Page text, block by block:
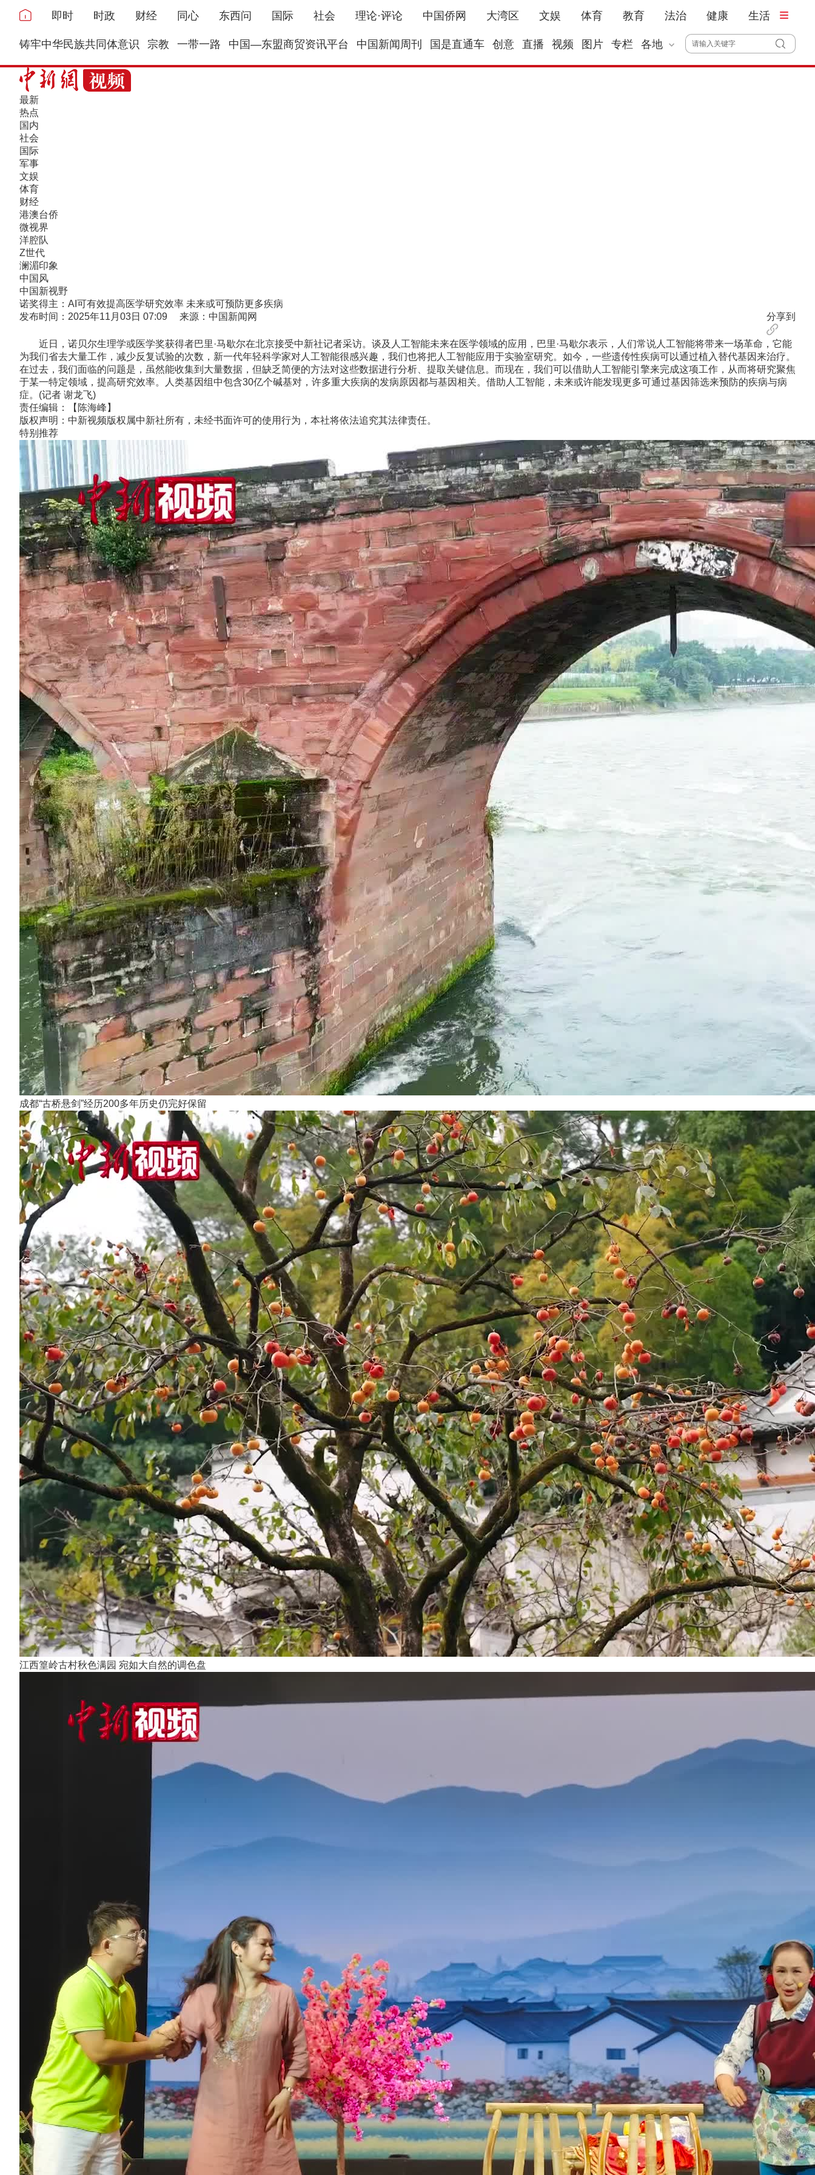
即时 时政 财经 同心 东西问 国际 社会 理论·评论 中国侨网 大湾区 文娱 体育 教育 法治 健康 生活
铸牢中华民族共同体意识 宗教 一带一路 中国—东盟商贸资讯平台 中国新闻周刊 国是直通车 创意 直播 视频 图片 专栏 各地
最新
热点
国内
社会
国际
军事
文娱
体育
财经
港澳台侨
微视界
洋腔队
Z世代
澜湄印象
中国风
中国新视野
诺奖得主：AI可有效提高医学研究效率 未来或可预防更多疾病
发布时间：2025年11月03日 07:09 来源：中国新闻网
分享到
近日，诺贝尔生理学或医学奖获得者巴里·马歇尔在北京接受中新社记者采访。谈及人工智能未来在医学领域的应用，巴里·马歇尔表示，人们常说人工智能将带来一场革命，它能
为我们省去大量工作，减少反复试验的次数，新一代年轻科学家对人工智能很感兴趣，我们也将把人工智能应用于实验室研究。如今，一些遗传性疾病可以通过植入替代基因来治疗。
在过去，我们面临的问题是，虽然能收集到大量数据，但缺乏简便的方法对这些数据进行分析、提取关键信息。而现在，我们可以借助人工智能引擎来完成这项工作，从而将研究聚焦
于某一特定领域，提高研究效率。人类基因组中包含30亿个碱基对，许多重大疾病的发病原因都与基因相关。借助人工智能，未来或许能发现更多可通过基因筛选来预防的疾病与病
症。(记者 谢龙飞)
责任编辑：【陈海峰】
版权声明：中新视频版权属中新社所有，未经书面许可的使用行为，本社将依法追究其法律责任。
特别推荐
成都“古桥悬剑”经历200多年历史仍完好保留
江西篁岭古村秋色满园 宛如大自然的调色盘